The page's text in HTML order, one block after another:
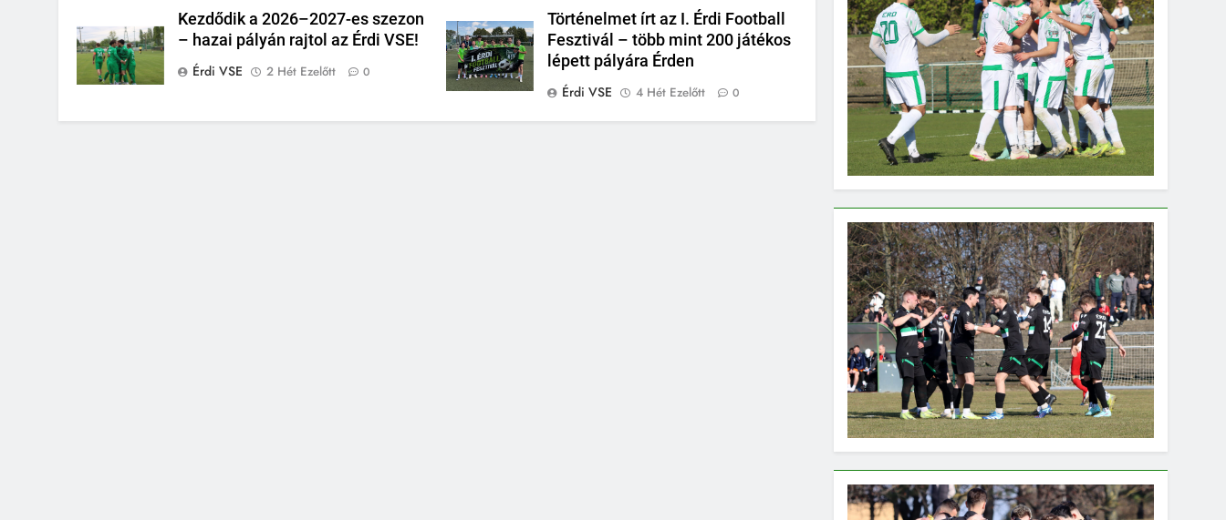
Kezdődik a 2026–2027-es szezon
– hazai pályán rajtol az Érdi VSE!
Érdi VSE
2 Hét Ezelőtt 0
Történelmet írt az I. Érdi Football
Fesztivál – több mint 200 játékos
lépett pályára Érden
Érdi VSE
4 Hét Ezelőtt 0